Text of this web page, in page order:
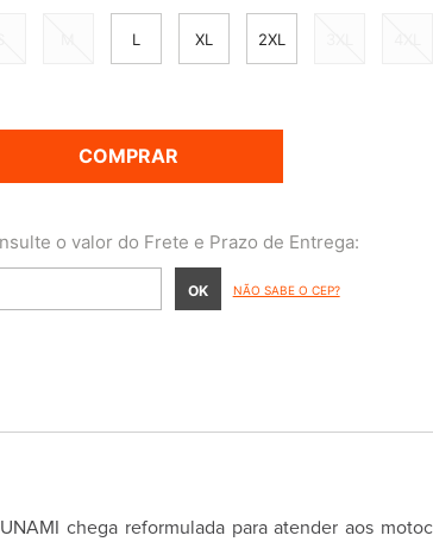
L XL 2XL
COMPRAR
NÃO SABE O CEP?
chega reformulada para atender aos